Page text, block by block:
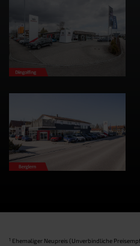
1 Ehemaliger Neupreis (Unverbindliche